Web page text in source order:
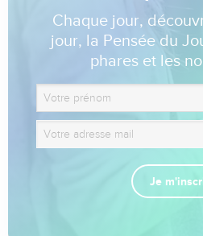
Chaque jour,
jour, la Pensée du
phares et les
Je